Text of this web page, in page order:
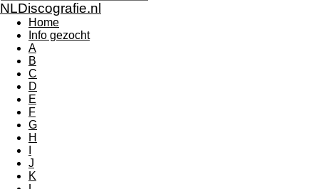
NLDiscografie.nl
Home
Info gezocht
A
B
C
D
E
F
G
H
J
K